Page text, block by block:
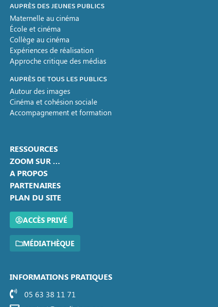
AUPRÈS DES JEUNES PUBLICS
Maternelle au cinéma
École et cinéma
Collège au cinéma
Expériences de réalisation
Approche critique des médias
AUPRÈS DE TOUS LES PUBLICS
Autour des images
Cinéma et cohésion sociale
Accompagnement et formation
RESSOURCES
ZOOM SUR …
A PROPOS
PARTENAIRES
PLAN DU SITE
ACCÈS PRIVÉ
MÉDIATHÈQUE
INFORMATIONS PRATIQUES
05 63 38 11 71